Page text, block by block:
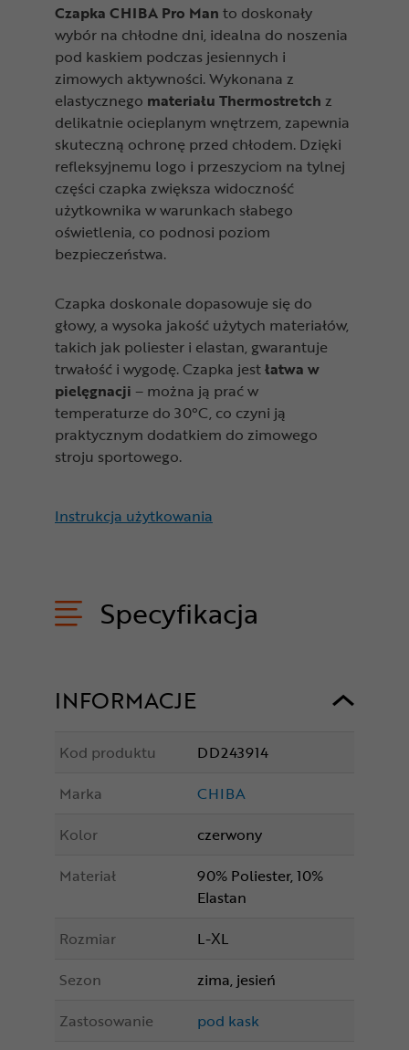
Czapka CHIBA Pro Man to doskonały
wybór na chłodne dni, idealna do noszenia
pod kaskiem podczas jesiennych i
zimowych aktywności. Wykonana z
elastycznego materiału Thermostretch z
delikatnie ocieplanym wnętrzem, zapewnia
skuteczną ochronę przed chłodem. Dzięki
refleksyjnemu logo i przeszyciom na tylnej
części czapka zwiększa widoczność
użytkownika w warunkach słabego
oświetlenia, co podnosi poziom
bezpieczeństwa.
Czapka doskonale dopasowuje się do
głowy, a wysoka jakość użytych materiałów,
takich jak poliester i elastan, gwarantuje
trwałość i wygodę. Czapka jestłatwa w
pielęgnacji – można ją prać w
temperaturze do 30°C, co czyni ją
praktycznym dodatkiem do zimowego
stroju sportowego.
Instrukcja użytkowania
Specyfikacja
INFORMACJE
Kod produktu
DD243914
Marka
CHIBA
Kolor
czerwony
Materiał
90% Poliester, 10%
Elastan
Rozmiar
L-XL
Sezon
zima, jesień
Zastosowanie
pod kask